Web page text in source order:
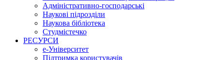
Адміністративно-господарські
Наукові підрозділи
Наукова бібліотека
Студмістечко
РЕСУРСИ
е-Університет
Підтримка користувачів